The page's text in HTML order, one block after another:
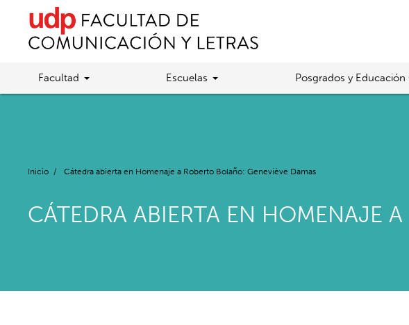
Facultad Escuelas Posgrados y
Inicio / Cátedra abierta en Homenaje a Roberto Bolaño: Geneviève Damas
CÁTEDRA ABIERTA EN HOMENAJE